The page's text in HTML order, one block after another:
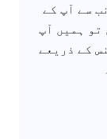
سے آپ کے
تو ہمیں آپ
کے ذریعے